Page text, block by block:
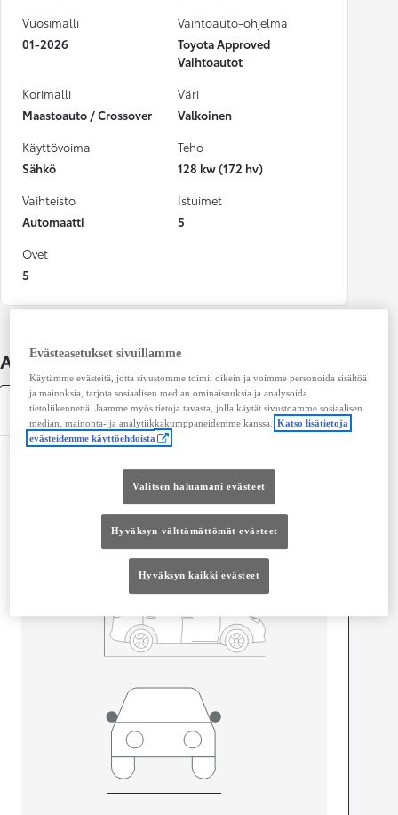
Vuosimalli
01-2026
Vaihtoauto-ohjelma
Toyota Approved
Vaihtoautot
Korimalli
Maastoauto / Crossover
Väri
Valkoinen
Käyttövoima
Sähkö
Teho
128 kw (172 hv)
Vaihteisto
Automaatti
Istuimet
5
Ovet
5
Auton lisätiedot
Tekniset tiedot
Mitat ja tilavuus
Evästeasetukset sivuillamme
Käytämme evästeitä, jotta sivustomme toimii oikein ja voimme personoida sisältöä
ja mainoksia, tarjota sosiaalisen median ominaisuuksia ja analysoida
tietoliikennettä. Jaamme myös tietoja tavasta, jolla käytät sivustoamme sosiaalisen
median, mainonta- ja analytiikkakumppaneidemme kanssa.
Katso lisätietoja
evästeidemme käyttöehdoista
Valitsen haluamani evästeet
Hyväksyn välttämättömät evästeet
Hyväksyn kaikki evästeet